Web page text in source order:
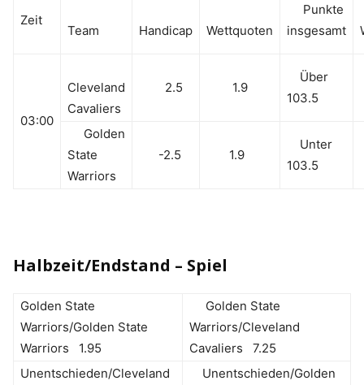
Zeit
Team Handicap Wettquoten
Punkte
insgesamt
03:00
Cleveland
Cavaliers
2.5 1.9
Über
103.5
Golden
State
Warriors
-2.5 1.9
Unter
103.5
Halbzeit/Endstand – Spiel
Golden State
Warriors/Golden State
Warriors 1.95
Golden State
Warriors/Cleveland
Cavaliers 7.25
Unentschieden/Cleveland
Unentschieden/Golden